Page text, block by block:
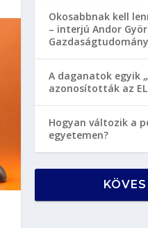
Okosabbnak kell
– interjú Andor
A daganatok egyik
azonosították az
Hogyan változik a
egyetemen?